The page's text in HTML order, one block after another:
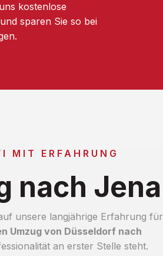
kostenlose
sparen Sie so bei
MIT ERFAHRUNG
nach Jena
unsere langjährige Erfahrung für
Umzug von Düsseldorf nach
an erster Stelle steht.